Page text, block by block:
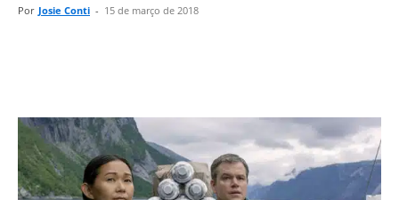
Por Josie Conti - 15 de março de 2018